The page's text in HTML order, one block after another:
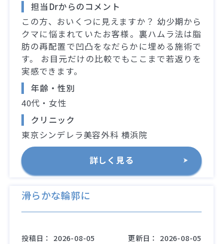
担当Drからのコメント
この方、おいくつに見えますか？ 幼少期から
クマに悩まれていたお客様。裏ハムラ法は脂
肪の再配置で凹凸をなだらかに埋める施術で
す。 お目元だけの比較でもここまで若返りを
実感できます。
年齢・性別
40代・女性
クリニック
東京シンデレラ美容外科 横浜院
詳しく見る
滑らかな輪郭に
投稿日： 2026-08-05 更新日： 2026-08-05